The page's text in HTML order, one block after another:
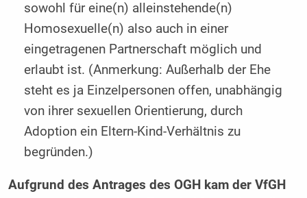
sowohl für eine(n) alleinstehende(n)
Homosexuelle(n) also auch in einer
eingetragenen Partnerschaft möglich und
erlaubt ist. (Anmerkung: Außerhalb der Ehe
steht es ja Einzelpersonen offen, unabhängig
von ihrer sexuellen Orientierung, durch
Adoption ein Eltern-Kind-Verhältnis zu
begründen.)
Aufgrund des Antrages des OGH kam der VfGH